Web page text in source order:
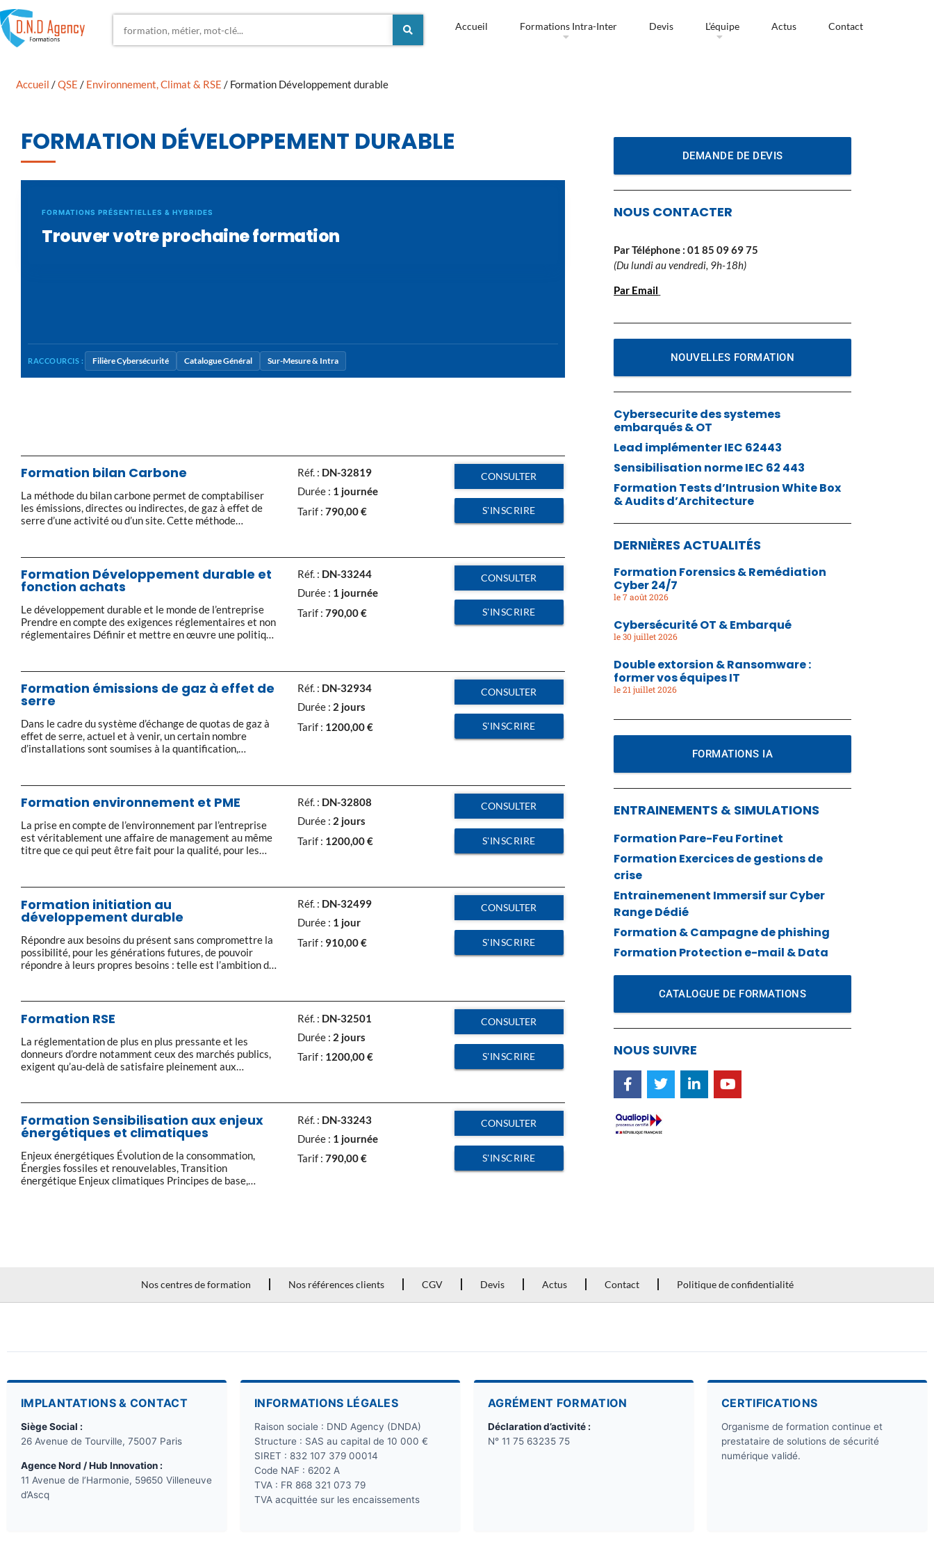
Accueil Formations Intra-Inter Devis L’équipe Actus Contact
Accueil /QSE / Environnement, Climat & RSE / Formation Développement durable
FORMATION DÉVELOPPEMENT DURABLE
FORMATIONS PRÉSENTIELLES & HYBRIDES
Trouver votre prochaine formation
RACCOURCIS : Filière Cybersécurité Catalogue Général Sur-Mesure & Intra
Formation bilan Carbone
La méthode du bilan carbone permet de comptabiliser
les émissions, directes ou indirectes, de gaz à effet de
serre d’une activité ou d’un site. Cette méthode
du diagnostic climat d’une activité ou d’un site. En
hiérarchisant les différents postes d’émissions en […]
Réf. : DN-32819
Durée : 1 journée
Tarif : 790,00€
CONSULTER
S'INSCRIRE
Formation Développement durable et
fonction achats
Le développement durable et le monde de l’entreprise
Prendre en compte des exigences réglementaires et non
réglementaires Définir et mettre en œuvre une politique
sa démarche ? Synthèse et évaluation des acquis
Mesure de satisfaction Ateliers pratiques : quiz,
élaboration d’un guide opérationnel de […]
Réf. : DN-33244
Durée : 1 journée
Tarif : 790,00€
CONSULTER
S'INSCRIRE
Formation émissions de gaz à effet de
serre
Dans le cadre du système d’échange de quotas de gaz à
effet de serre, actuel et à venir, un certain nombre
d’installations sont soumises à la quantification,
réglementaire précisant notamment le champ et les
modalités pratiques de […]
Réf. : DN-32934
Durée : 2 jours
Tarif : 1200,00€
CONSULTER
S'INSCRIRE
Formation environnement et PME
La prise en compte de l’environnement par l’entreprise
est véritablement une affaire de management au même
titre que ce qui peut être fait pour la qualité, pour les
être impulsée par le dirigeant comme un choix
stratégique et […]
Réf. : DN-32808
Durée : 2 jours
Tarif : 1200,00€
CONSULTER
S'INSCRIRE
Formation initiation au
développement durable
Répondre aux besoins du présent sans compromettre la
possibilité, pour les générations futures, de pouvoir
répondre à leurs propres besoins : telle est l’ambition du
l’environnement pour l’entreprise d’aujourd’hui ? Définir
le contexte : le concept, historique et valeurs
fondamentales, les principes (précaution, prévention,
[…]
Réf. : DN-32499
Durée : 1 jour
Tarif : 910,00€
CONSULTER
S'INSCRIRE
Formation RSE
La réglementation de plus en plus pressante et les
donneurs d’ordre notamment ceux des marchés publics,
exigent qu’au-delà de satisfaire pleinement aux
relations avec leurs parties prenantes. Ainsi, la RSE,
Responsabilité Sociétale et Environnementale s’impose
comme un élément incontournable de la stratégie de
l’entreprise. Afin […]
Réf. : DN-32501
Durée : 2 jours
Tarif : 1200,00€
CONSULTER
S'INSCRIRE
Formation Sensibilisation aux enjeux
énergétiques et climatiques
Enjeux énergétiques Évolution de la consommation,
Énergies fossiles et renouvelables, Transition
énergétique Enjeux climatiques Principes de base,
Réf. : DN-33243
Durée : 1 journée
Tarif : 790,00€
CONSULTER
S'INSCRIRE
DEMANDE DE DEVIS
NOUS CONTACTER
Par Téléphone : 01 85 09 69 75
(Du lundi au vendredi, 9h-18h)
Par Email
NOUVELLES FORMATION
Cybersecurite des systemes
embarqués & OT
Lead implémenter IEC 62443
Sensibilisation norme IEC 62 443
Formation Tests d’Intrusion White Box
& Audits d’Architecture
DERNIÈRES ACTUALITÉS
Formation Forensics & Remédiation
Cyber 24/7
7 août 2026
Cybersécurité OT & Embarqué
30 juillet 2026
Double extorsion & Ransomware :
former vos équipes IT
21 juillet 2026
FORMATIONS IA
ENTRAINEMENTS & SIMULATIONS
Formation Pare-Feu Fortinet
Formation Exercices de gestions de
crise
Entrainemenent Immersif sur Cyber
Range Dédié
Formation & Campagne de phishing
Formation Protection e-mail & Data
CATALOGUE DE FORMATIONS
NOUS SUIVRE
Nos centres de formation Nos références clients CGV Devis Actus Contact Politique de confidentialité
IMPLANTATIONS & CONTACT
Siège Social :
26 Avenue de Tourville, 75007 Paris
Agence Nord / Hub Innovation :
11 Avenue de l’Harmonie, 59650 Villeneuve
d’Ascq
INFORMATIONS LÉGALES
Raison sociale : DND Agency (DNDA)
Structure : SAS au capital de 10 000 €
SIRET : 832 107 379 00014
Code NAF : 6202 A
TVA : FR 868 321 073 79
TVA acquittée sur les encaissements
AGRÉMENT FORMATION
Déclaration d’activité :
N° 11 75 63235 75
CERTIFICATIONS
Organisme de formation continue et
prestataire de solutions de sécurité
numérique validé.